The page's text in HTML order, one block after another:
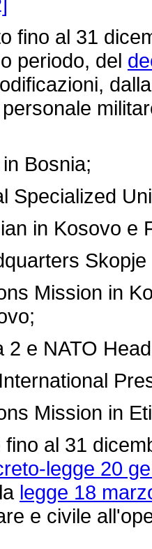
al 31
periodo, del
Bosnia;
in Kosovo e
Skopje
Mission in
e NATO
Mission in
al 31
legge 20
legge 18
e civile